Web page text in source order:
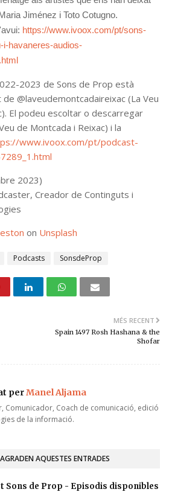
Jiménez i Toto Cotugno.
https://www.ivoox.com/pt/sons-
i-havaneres-audios-
2023 de Sons de Prop està
@laveudemontcadaireixac (La Veu
El podeu escoltar o descarregar
de Montcada i Reixac) i la
www.ivoox.com/pt/podcast-
2023)
Creador de Continguts i
on Unsplash
Podcasts SonsdeProp
MÉS RECENT
Spain 1497 Rosh Hashana & the
Shofar
perManel Aljama
Comunicador, Coach de comunicació, edició
de la informació.
AQUESTES ENTRADES
Sons de Prop - Episodis disponibles